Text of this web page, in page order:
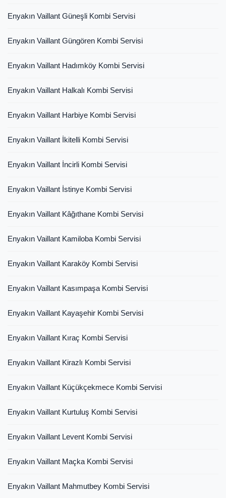
Enyakın Vaillant Güneşli Kombi Servisi
Enyakın Vaillant Güngören Kombi Servisi
Enyakın Vaillant Hadımköy Kombi Servisi
Enyakın Vaillant Halkalı Kombi Servisi
Enyakın Vaillant Harbiye Kombi Servisi
Enyakın Vaillant İkitelli Kombi Servisi
Enyakın Vaillant İncirli Kombi Servisi
Enyakın Vaillant İstinye Kombi Servisi
Enyakın Vaillant Kâğıthane Kombi Servisi
Enyakın Vaillant Kamiloba Kombi Servisi
Enyakın Vaillant Karaköy Kombi Servisi
Enyakın Vaillant Kasımpaşa Kombi Servisi
Enyakın Vaillant Kayaşehir Kombi Servisi
Enyakın Vaillant Kıraç Kombi Servisi
Enyakın Vaillant Kirazlı Kombi Servisi
Enyakın Vaillant Küçükçekmece Kombi Servisi
Enyakın Vaillant Kurtuluş Kombi Servisi
Enyakın Vaillant Levent Kombi Servisi
Enyakın Vaillant Maçka Kombi Servisi
Enyakın Vaillant Mahmutbey Kombi Servisi